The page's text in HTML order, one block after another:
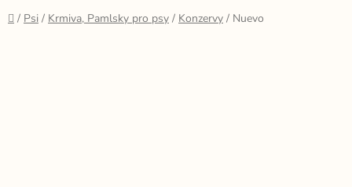
Domů
/ Psi / Krmiva, Pamlsky pro psy / Konzervy / Nuevo